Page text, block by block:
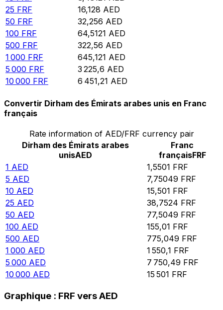
25 FRF 16,128 AED
50 FRF 32,256 AED
100 FRF 64,5121 AED
500 FRF 322,56 AED
1 000 FRF 645,121 AED
5 000 FRF 3 225,6 AED
10 000 FRF 6 451,21 AED
Convertir Dirham des Émirats arabes unis en Franc
français
Rate information of AED/FRF currency pair
Dirham des Émirats arabes
unisAED
Franc
françaisFRF
1 AED 1,5501 FRF
5 AED 7,75049 FRF
10 AED 15,501 FRF
25 AED 38,7524 FRF
50 AED 77,5049 FRF
100 AED 155,01 FRF
500 AED 775,049 FRF
1 000 AED 1 550,1 FRF
5 000 AED 7 750,49 FRF
10 000 AED 15 501 FRF
Graphique : FRF vers AED